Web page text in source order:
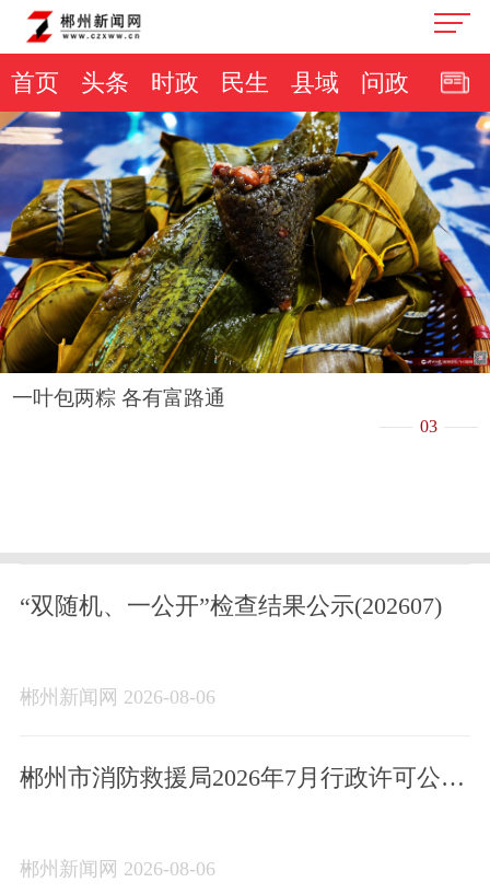
首页 头条 时政 民生 县域 问政
一叶包两粽 各有富路通
03
“双随机、一公开”检查结果公示(202607)
郴州新闻网 2026-08-06
郴州市消防救援局2026年7月行政许可公示
郴州新闻网 2026-08-06